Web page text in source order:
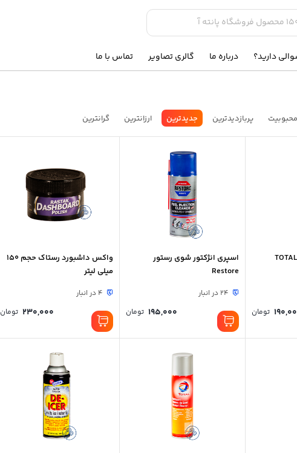
دارید؟ درباره ما گالری تصاویر تماس با ما
محبوبیت پربازدیدترین جدیدترین ارزانترین گرانترین
تومان
اسپری انژکتور شوی رستور
Restore
24 در انبار
195,000 تومان
واکس داشبورد رستاک حجم 150
میلی لیتر
4 در انبار
230,000 تومان